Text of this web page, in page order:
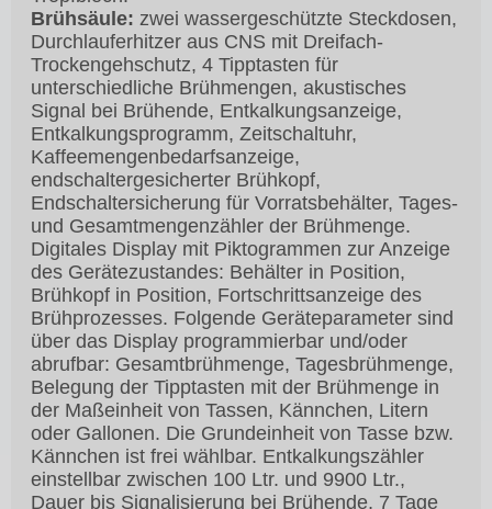
Brühsäule: zwei wassergeschützte Steckdosen,
Durchlauferhitzer aus CNS mit Dreifach-
Trockengehschutz, 4 Tipptasten für
unterschiedliche Brühmengen, akustisches
Signal bei Brühende, Entkalkungsanzeige,
Entkalkungsprogramm, Zeitschaltuhr,
Kaffeemengenbedarfsanzeige,
endschaltergesicherter Brühkopf,
Endschaltersicherung für Vorratsbehälter, Tages-
und Gesamtmengenzähler der Brühmenge.
Digitales Display mit Piktogrammen zur Anzeige
des Gerätezustandes: Behälter in Position,
Brühkopf in Position, Fortschrittsanzeige des
Brühprozesses. Folgende Geräteparameter sind
über das Display programmierbar und/oder
abrufbar: Gesamtbrühmenge, Tagesbrühmenge,
Belegung der Tipptasten mit der Brühmenge in
der Maßeinheit von Tassen, Kännchen, Litern
oder Gallonen. Die Grundeinheit von Tasse bzw.
Kännchen ist frei wählbar. Entkalkungszähler
einstellbar zwischen 100 Ltr. und 9900 Ltr.,
Dauer bis Signalisierung bei Brühende, 7 Tage